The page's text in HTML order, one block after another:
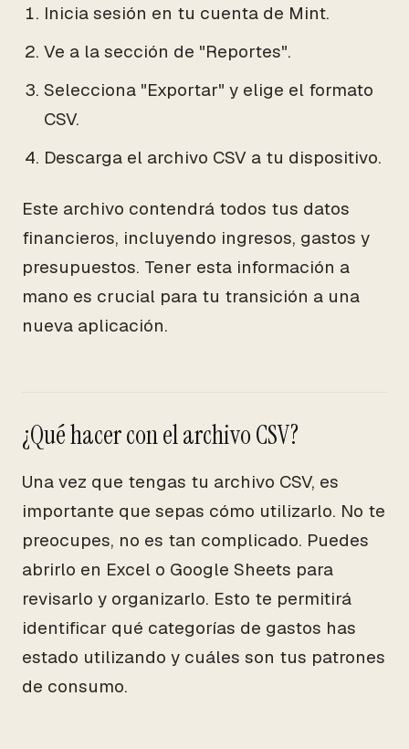
Inicia sesión en tu cuenta de Mint.
Ve a la sección de "Reportes".
Selecciona "Exportar" y elige el formato
CSV.
Descarga el archivo CSV a tu dispositivo.
Este archivo contendrá todos tus datos
financieros, incluyendo ingresos, gastos y
presupuestos. Tener esta información a
mano es crucial para tu transición a una
nueva aplicación.
¿Qué hacer con el archivo CSV?
Una vez que tengas tu archivo CSV, es
importante que sepas cómo utilizarlo. No te
preocupes, no es tan complicado. Puedes
abrirlo en Excel o Google Sheets para
revisarlo y organizarlo. Esto te permitirá
identificar qué categorías de gastos has
estado utilizando y cuáles son tus patrones
de consumo.